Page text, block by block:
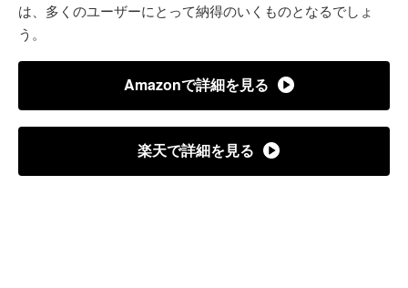
は、多くのユーザーにとって納得のいくものとなるでしょ
う。
Amazonで詳細を見る
楽天で詳細を見る